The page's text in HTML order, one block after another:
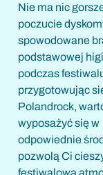
Nie ma nic
poczucie
spowodowane
podstawowej
podczas
przygotowując
Polandrock,
wyposażyć się w
odpowiednie
pozwolą Ci
festiwalową